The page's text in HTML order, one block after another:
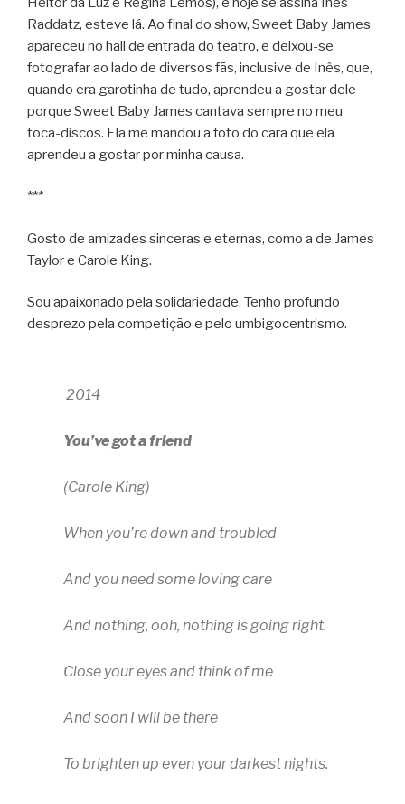
Raddatz, esteve lá. Ao final do show, Sweet Baby James
apareceu no hall de entrada do teatro, e deixou-se
fotografar ao lado de diversos fãs, inclusive de Inês, que,
quando era garotinha de tudo, aprendeu a gostar dele
porque Sweet Baby James cantava sempre no meu
toca-discos. Ela me mandou a foto do cara que ela
aprendeu a gostar por minha causa.
***
Gosto de amizades sinceras e eternas, como a de James
Taylor e Carole King.
Sou apaixonado pela solidariedade. Tenho profundo
desprezo pela competição e pelo umbigocentrismo.
2014
You’ve got a friend
(Carole King)
When you’re down and troubled
And you need some loving care
And nothing, ooh, nothing is going right.
Close your eyes and think of me
And soon I will be there
To brighten up even your darkest nights.